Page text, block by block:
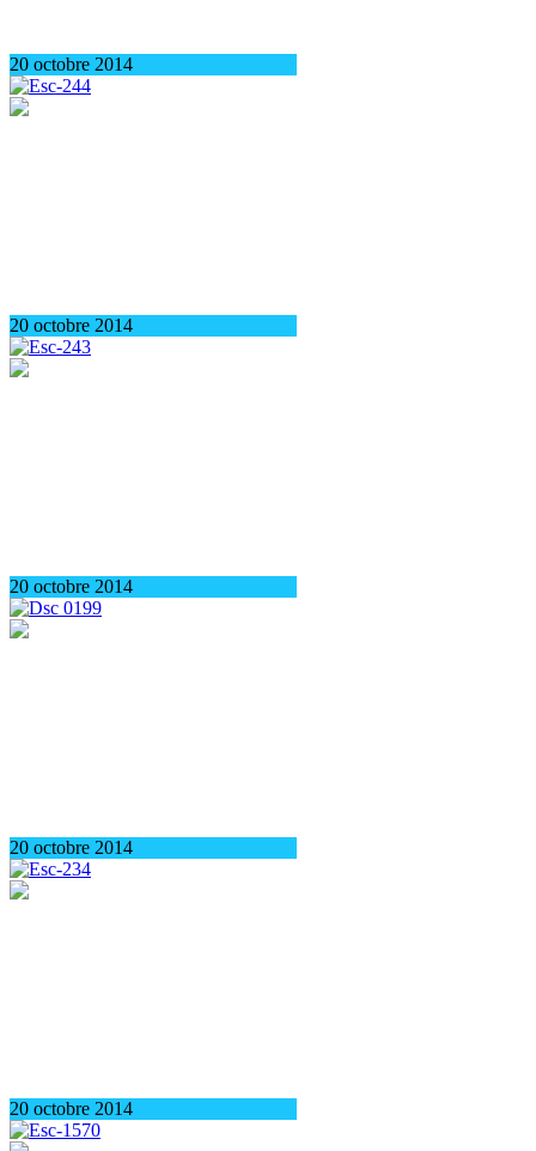
20 octobre 2014
20 octobre 2014
20 octobre 2014
20 octobre 2014
20 octobre 2014